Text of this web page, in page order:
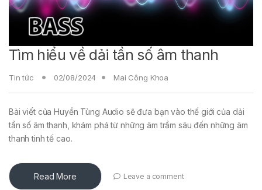
Tìm hiểu về dải tần số âm thanh
Tin tức 02/08/2024 Mai Công Khoa
Bài viết của Huyền Tùng Audio sẽ đưa bạn vào thế giới của dải
tần số âm thanh, khám phá từ những âm trầm sâu đến những âm
thanh tinh tế cao.
Read More Leave a comment